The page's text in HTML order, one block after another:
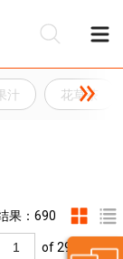
汁 花草茶
果：690
of 29